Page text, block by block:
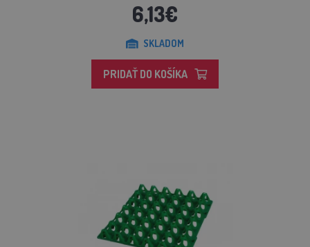
6,13€
SKLADOM
PRIDAŤ DO KOŠÍKA